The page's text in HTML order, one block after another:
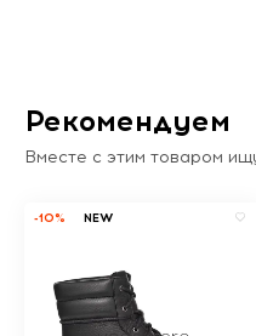
Рекомендуем
Вместе с этим товаром
-10% NEW